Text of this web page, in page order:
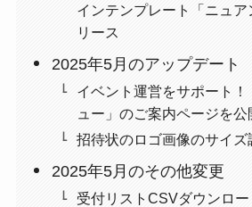
インテンプレート「ニュア
リース
2025年5月のアップデート
イベント運営をサポート！
ュー」のご案内ページを公
招待状のロゴ画像のサイズ
2025年5月のその他変更
受付リストCSVダウンロ